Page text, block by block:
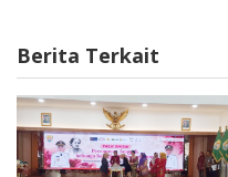
Berita Terkait